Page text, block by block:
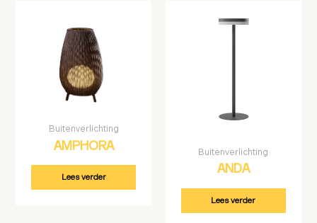
Buitenverlichting
AMPHORA
Lees verder
Buitenverlichting
ANDA
Lees verder